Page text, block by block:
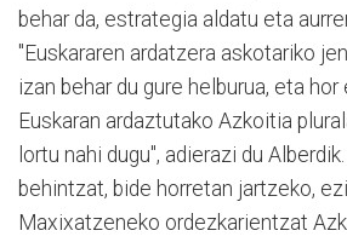
behar da, estrategia aldatu eta
"Euskararen ardatzera askotariko
izan behar du gure helburua, eta
Euskaran ardaztutako Azkoitia
lortu nahi dugu", adierazi du
behintzat, bide horretan jartzeko,
Maxixatzeneko ordezkarientzat